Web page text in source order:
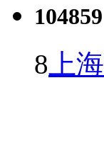
104859
8 上